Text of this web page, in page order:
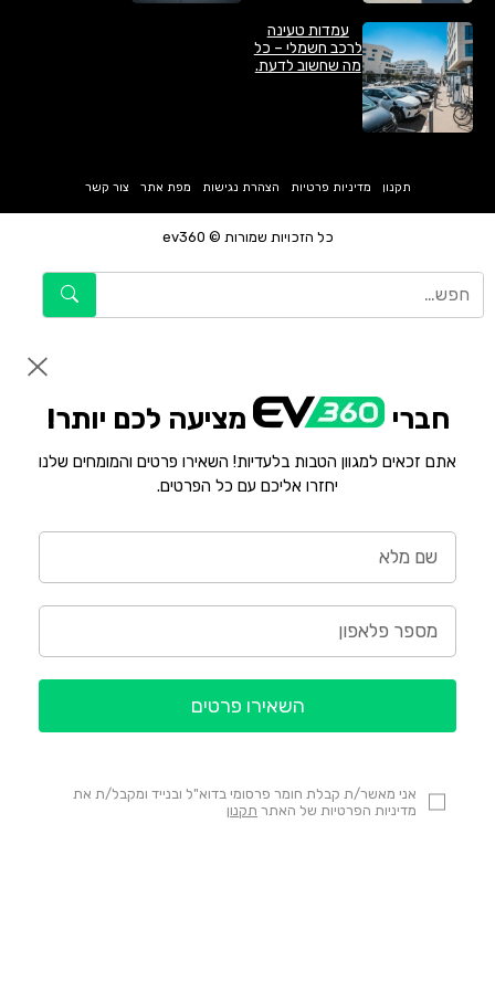
עמדות טעינה
לרכב חשמלי – כל
מה שחשוב לדעת.
כל הזכויות שמורות © ev360
תקנון מדיניות פרטיות הצהרת נגישות מפת אתר צור קשר
חברי מציעה לכם יותר!
אתם זכאים למגוון הטבות בלעדיות! השאירו פרטים והמומחים שלנו
יחזרו אליכם עם כל הפרטים.
אני מאשר/ת קבלת חומר פרסומי בדוא"ל ובנייד ומקבל/ת את
מדיניות הפרטיות של האתר תקנון
השאירו פרטים